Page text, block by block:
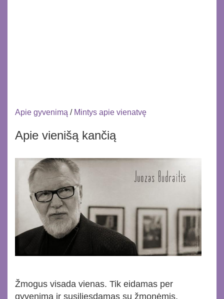
Apie gyvenimą / Mintys apie vienatvę
Apie vienišą kančią
Žmogus visada vienas. Tik eidamas per
gyvenimą ir susiliesdamas su žmonėmis,